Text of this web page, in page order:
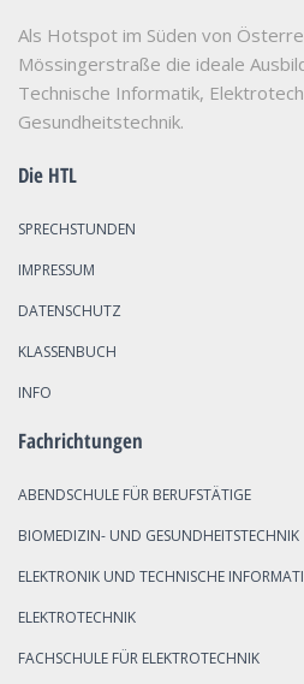
Als Hotspot im Süden von
Mössingerstraße die ideale
Technische Informatik,
Gesundheitstechnik.
Die HTL
SPRECHSTUNDEN
IMPRESSUM
DATENSCHUTZ
KLASSENBUCH
INFO
Fachrichtungen
ABENDSCHULE FÜR BERUFSTÄTIGE
BIOMEDIZIN- UND GESUNDHEITSTECHNIK
ELEKTRONIK UND TECHNISCHE
ELEKTROTECHNIK
FACHSCHULE FÜR ELEKTROTECHNIK